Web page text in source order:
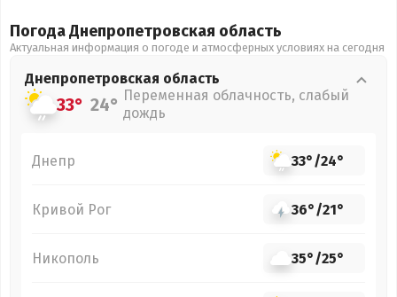
Погода Днепропетровская область
Актуальная информация о погоде и атмосферных условиях на сегодня
Днепропетровская область
33° 24° Переменная облачность, слабый
дождь
Днепр 33°/24°
Кривой Рог 36°/21°
Никополь 35°/25°